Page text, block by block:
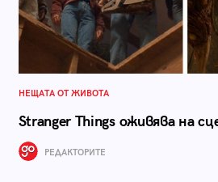
НЕЩАТА ОТ ЖИВОТА
Stranger Things оживява на
РЕДАКТОРИТЕ